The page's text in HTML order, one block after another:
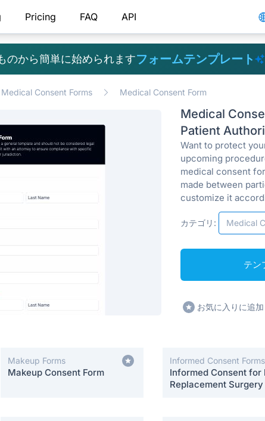
Pricing FAQ API
のから簡単に始められますフォームテンプレート
Medical Consent Forms Medical Consent Form
Medical
Patient
Want to protect
upcoming
medical consent
made between
customize it
カテゴリ: Medical
テン
お気に入りに追加
Makeup Forms
Makeup Consent Form
Informed Consent Forms
Informed Consent for
Replacement Surgery